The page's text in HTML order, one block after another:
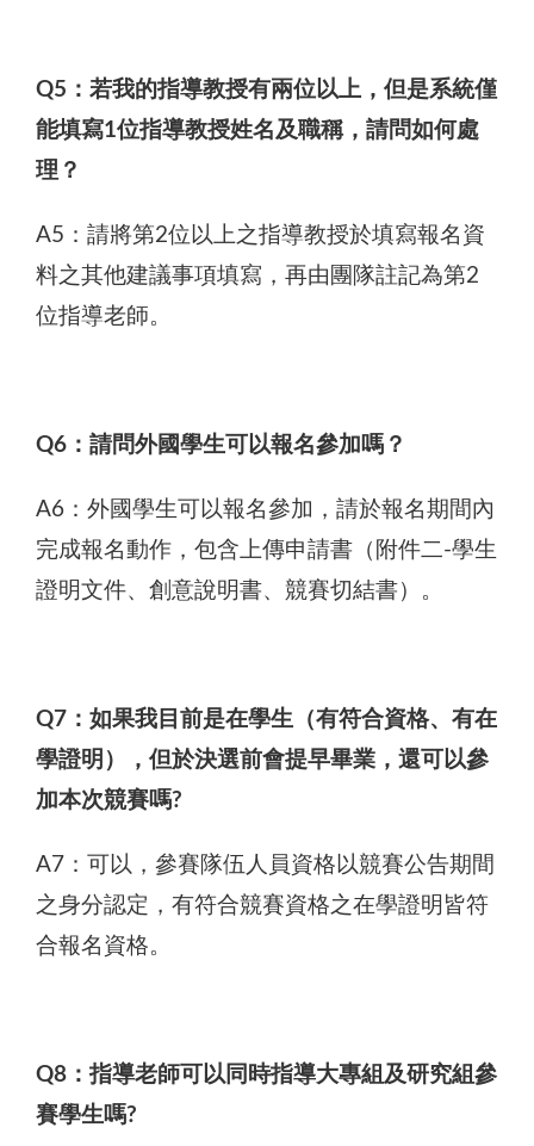
Q5：若我的指導教授有兩位以上，但是系統僅
能填寫1位指導教授姓名及職稱，請問如何處
理？
A5：請將第2位以上之指導教授於填寫報名資
料之其他建議事項填寫，再由團隊註記為第2
位指導老師。
Q6：請問外國學生可以報名參加嗎？
A6：外國學生可以報名參加，請於報名期間內
完成報名動作，包含上傳申請書（附件二-學生
證明文件、創意說明書、競賽切結書）。
Q7：如果我目前是在學生（有符合資格、有在
學證明），但於決選前會提早畢業，還可以參
加本次競賽嗎?
A7：可以，參賽隊伍人員資格以競賽公告期間
之身分認定，有符合競賽資格之在學證明皆符
合報名資格。
Q8：指導老師可以同時指導大專組及研究組參
賽學生嗎?